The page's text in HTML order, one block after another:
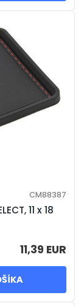
11 x 18
CM88387
11,39 EUR